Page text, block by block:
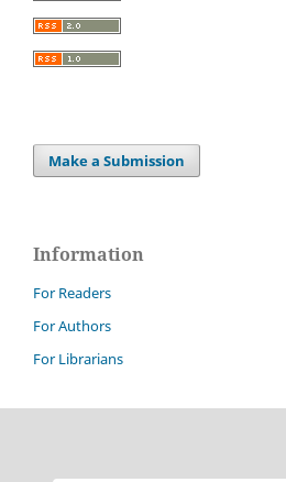
Make a Submission
Information
For Readers
For Authors
For Librarians